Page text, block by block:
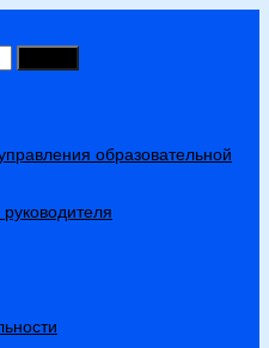
образовательной